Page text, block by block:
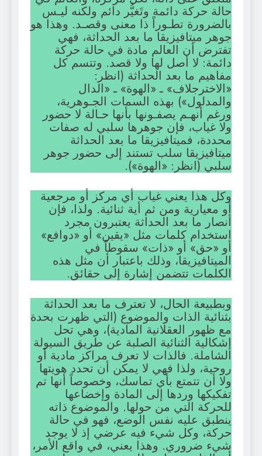
حالة حركة دائمة وتَغيُّر دائم ولكنه ليـس
بالضرورة تطـوراً ذا معنى وقصـد. وهذا هو
جوهر ميتافيزيقا ما بعد الحداثة، فهي
تفترض أن العالم مادة في حالة حركة
دائمة: لا أصل لها ولا قصد. وتتسم كل
مفاهيم ما بعد الحداثة (انظر:
«الاخترجلاف» ـ «الهوة» ـ «الدال
والمدلول») بهذه السمات الجـوهرية،
ورغم أنهـم يصفـونها بأنها حـالة لا حضور
ولا غياب، فإن جوهرها سلبي له صفات
محددة، فميتافيزيقا ما بعد الحداثة
ميتافيزيقا سلب تستند إلى حضور جوهر
سلبي (انظر: «الهوة»).
وكل هذا يعني غياب أي مركز أو مرجعية
أو معيارية ومن ثم أية ثنائية. ولذا، فإن
أنصار ما بعد الحداثة يعتبرون مجرد
استخدام كلمات مثل «يقين» أو «دوافع»
أو «حق» أو «ذات» سقوطاً في
الميتافيزيقا، وذلك باعتبار أن مثل هذه
الكلمات تتضمن إشارة إلى حقائق.
وبطبيعة الحال، لا تعترف ما بعد الحداثة
بثنائية الذات والموضوع (التي ظهرت بحدة
مع ظهور العقلانية المادية)، وهي تحل
إشكالية الثنائية الصلبة عن طريق السيولة
الشاملة. فالذات لا تعرف مراكز مادية أو
روحية، ولذا فهي لا يمكن أن تحدد هويتها
ولا أن تتمتع بأي تماسك، وخصوصاً أنها تم
تفكيكها وردها إلى المادة وإخضاعها
للحركة التي من حولها. والموضوع ذاته
ينطبق عليه نفس الوضع، فهو في حالة
حركة، وكل شيء فيه عرضي إذ لا يوجد
شيء ضروري. وهذا يعني، في واقع الأمر،